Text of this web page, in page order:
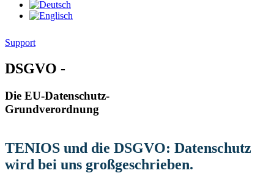
Support
DSGVO -
Die EU-Datenschutz-
Grundverordnung
TENIOS und die DSGVO: Datenschutz
wird bei uns großgeschrieben.